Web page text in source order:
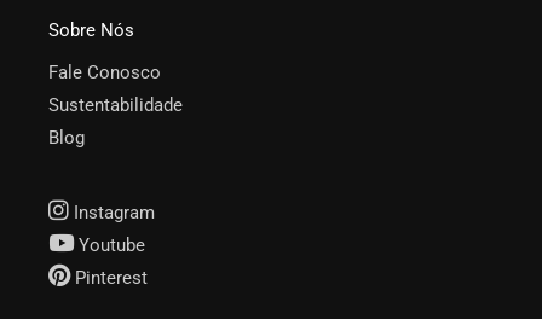
Sobre Nós
Fale Conosco
Sustentabilidade
Blog
Instagram
Youtube
Pinterest